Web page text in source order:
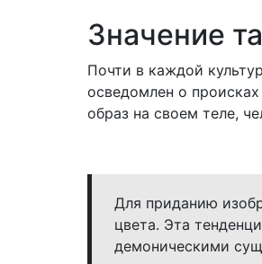
Значение
Почти в каждой
осведомлен о
образ на своем теле,
Для приданию
цвета. Эта
демоническими